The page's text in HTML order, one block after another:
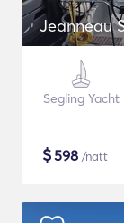
Jeanneau
Segling Yacht
$598 /natt